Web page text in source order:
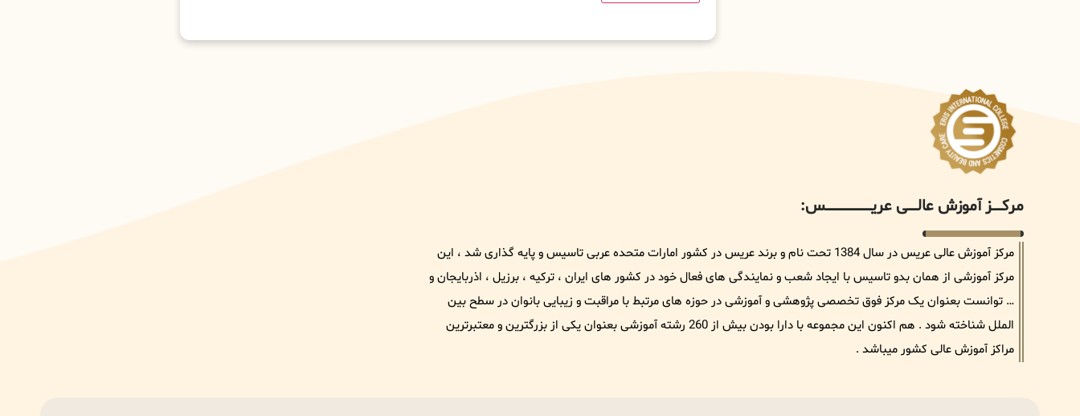
مرکــــــز آموزش عالــــــی عریــــــــــــــــــــــــــــس:
مرکز آموزش عالی عریس در سال 1384 تحت نام و برند عریس در کشور امارات متحده عربی تاسیس و پایه گذاری شد ، این
مرکز آموزشی از همان بدو تاسیس با ایجاد شعب و نمایندگی های فعال خود در کشور های ایران ، ترکیه ، برزیل ، اذربایجان و
… توانست بعنوان یک مرکز فوق تخصصی پژوهشی و آموزشی در حوزه های مرتبط با مراقبت و زیبایی بانوان در سطح بین
الملل شناخته شود . هم اکنون این مجموعه با دارا بودن بیش از 260 رشته آموزشی بعنوان یکی از بزرگترین و معتبرترین
مراکز آموزش عالی کشور میباشد .